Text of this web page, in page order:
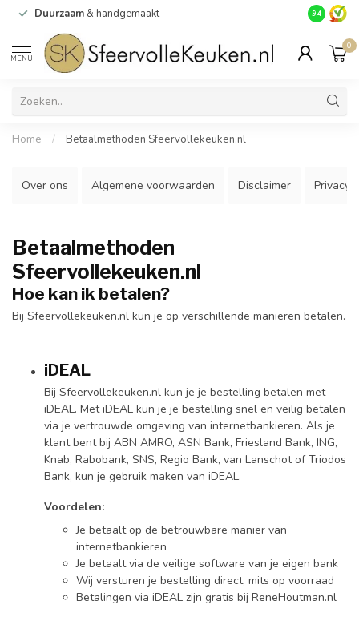
Duurzaam & handgemaakt Gratis
9.4
MENU
0
Home / Betaalmethoden Sfeervollekeuken.nl
Over ons Algemene voorwaarden Disclaimer Privacy
Betaalmethoden
Sfeervollekeuken.nl
Hoe kan ik betalen?
Bij Sfeervollekeuken.nl kun je op verschillende manieren betalen.
iDEAL
Bij Sfeervollekeuken.nl kun je je bestelling betalen met
iDEAL. Met iDEAL kun je je bestelling snel en veilig betalen
via je vertrouwde omgeving van internetbankieren. Als je
klant bent bij ABN AMRO, ASN Bank, Friesland Bank, ING,
Knab, Rabobank, SNS, Regio Bank, van Lanschot of Triodos
Bank, kun je gebruik maken van iDEAL.
Voordelen:
Je betaalt op de betrouwbare manier van
internetbankieren
Je betaalt via de veilige software van je eigen bank
Wij versturen je bestelling direct, mits op voorraad
Betalingen via iDEAL zijn gratis bij ReneHoutman.nl